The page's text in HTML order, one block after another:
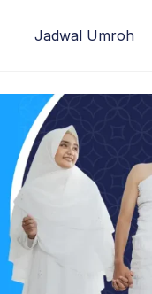
Jadwal Umroh